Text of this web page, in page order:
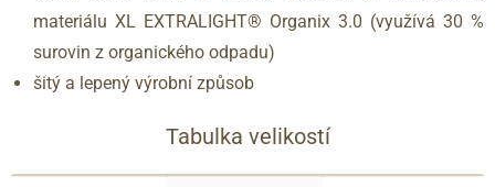
materiálu XL EXTRALIGHT® Organix 3.0 (využívá 30 %
surovin z organického odpadu)
šitý a lepený výrobní způsob
Tabulka velikostí